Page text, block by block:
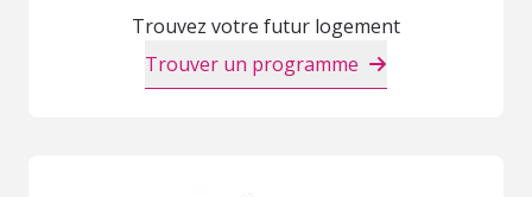
Trouvez votre futur logement
Trouver un programme